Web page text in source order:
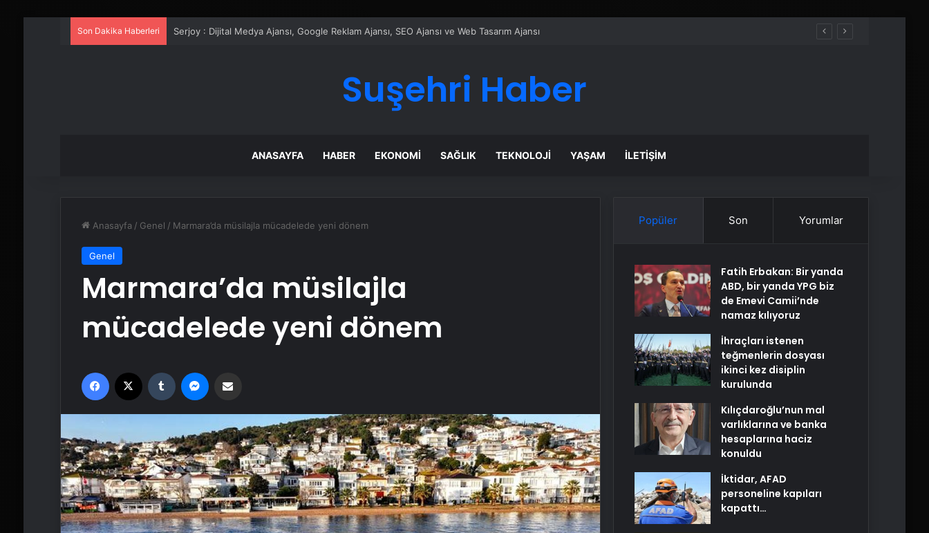
Son Dakika Haberleri UETDS Nedir ? Uetds.com İle Akıllı Dijital Taşımacılık Yazılımı
Suşehri Haber
ANASAYFA HABER EKONOMI SAĞLIK TEKNOLOJI YAŞAM İLETIŞIM
Anasayfa / Genel / Marmara’da müsilajla mücadelede yeni dönem
Genel
Marmara’da müsilajla
mücadelede yeni dönem
Facebook Tumblr
Popüler Son Yorumlar
Fatih Erbakan: Bir yanda
ABD, bir yanda YPG biz
de Emevi Camii’nde
namaz kılıyoruz
İhraçları istenen
teğmenlerin dosyası
ikinci kez disiplin
kurulunda
Kılıçdaroğlu’nun mal
varlıklarına ve banka
hesaplarına haciz
konuldu
İktidar, AFAD
personeline kapıları
kapattı…